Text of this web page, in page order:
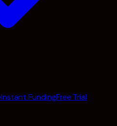
Instant FundingFree Trial